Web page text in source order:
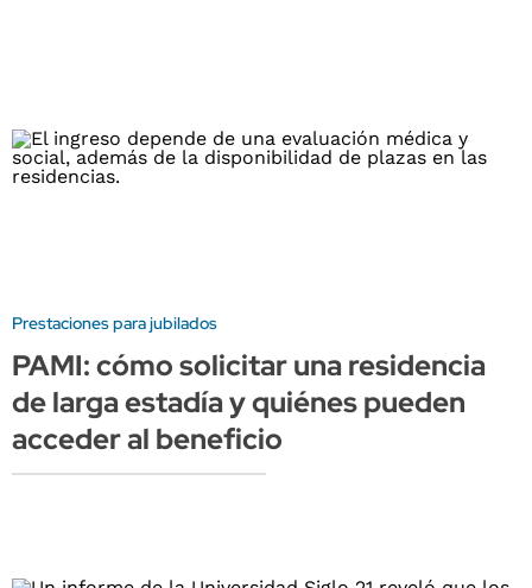
Prestaciones para jubilados
PAMI: cómo solicitar una residencia
de larga estadía y quiénes pueden
acceder al beneficio